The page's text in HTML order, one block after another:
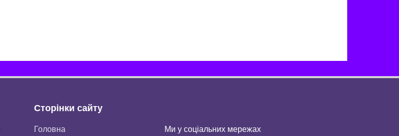
Сторінки сайту
Головна
Ми у соціальних мережах